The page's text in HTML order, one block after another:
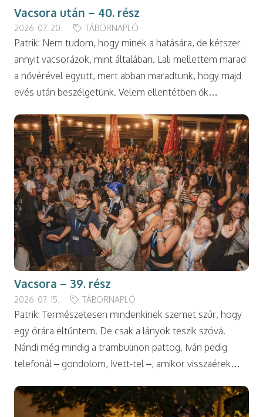
Vacsora után – 40. rész
2026. 07. 20. TÁBORNAPLÓ
Patrik: Nem tudom, hogy minek a hatására, de kétszer
annyit vacsorázok, mint általában. Lali mellettem marad
a nővérével együtt, mert abban maradtunk, hogy majd
evés után beszélgetünk. Velem ellentétben ők…
Vacsora – 39. rész
2026. 07. 15. TÁBORNAPLÓ
Patrik: Természetesen mindenkinek szemet szúr, hogy
egy órára eltűntem. De csak a lányok teszik szóvá.
Nándi még mindig a trambulinon pattog, Iván pedig
telefonál – gondolom, Ivett-tel –, amikor visszaérek…